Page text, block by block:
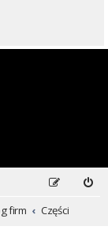
firm Części